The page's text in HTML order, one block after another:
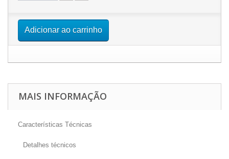
Adicionar ao carrinho
MAIS INFORMAÇÃO
Características Técnicas
Detalhes técnicos